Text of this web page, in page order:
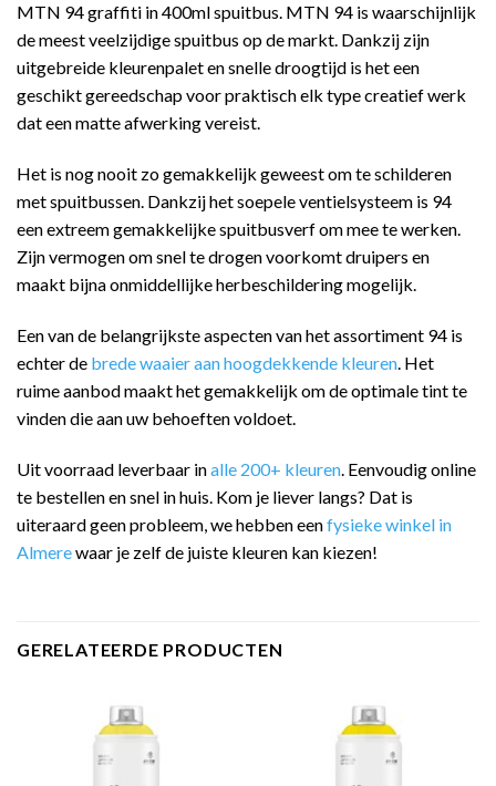
MTN 94 graffiti in 400ml spuitbus. MTN 94 is waarschijnlijk
de meest veelzijdige spuitbus op de markt. Dankzij zijn
uitgebreide kleurenpalet en snelle droogtijd is het een
geschikt gereedschap voor praktisch elk type creatief werk
dat een matte afwerking vereist.
Het is nog nooit zo gemakkelijk geweest om te schilderen
met spuitbussen. Dankzij het soepele ventielsysteem is 94
een extreem gemakkelijke spuitbusverf om mee te werken.
Zijn vermogen om snel te drogen voorkomt druipers en
maakt bijna onmiddellijke herbeschildering mogelijk.
Een van de belangrijkste aspecten van het assortiment 94 is
echter de brede waaier aan hoogdekkende kleuren. Het
ruime aanbod maakt het gemakkelijk om de optimale tint te
vinden die aan uw behoeften voldoet.
Uit voorraad leverbaar inalle 200+ kleuren . Eenvoudig online
te bestellen en snel in huis. Kom je liever langs? Dat is
uiteraard geen probleem, we hebben eenfysieke winkel in
Almerewaar je zelf de juiste kleuren kan kiezen!
GERELATEERDE PRODUCTEN